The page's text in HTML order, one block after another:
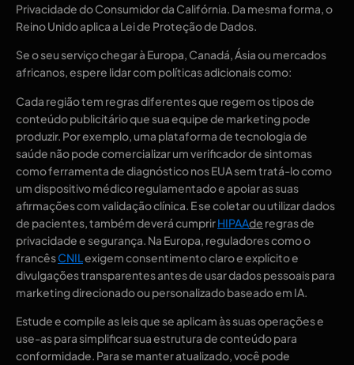
Privacidade do Consumidor da Califórnia. Da mesma forma, o
Reino Unido aplica a Lei de Proteção de Dados.
Se o seu serviço chegar à Europa, Canadá, Ásia ou mercados
africanos, espere lidar com políticas adicionais como:
Cada região tem regras diferentes que regem os tipos de
conteúdo publicitário que sua equipe de marketing pode
produzir. Por exemplo, uma plataforma de tecnologia de
saúde não pode comercializar um verificador de sintomas
como ferramenta de diagnóstico nos EUA sem tratá-lo como
um dispositivo médico regulamentado e apoiar as suas
afirmações com validação clínica. E se coletar ou utilizar dados
de pacientes, também deverá cumprirHIPAAde regras de
privacidade e segurança. Na Europa, reguladores como o
francêsCNILexigem consentimento claro e explícito e
divulgações transparentes antes de usar dados pessoais para
marketing direcionado ou personalizado baseado em IA.
Estude e compile as leis que se aplicam às suas operações e
use-as para simplificar sua estrutura de conteúdo para
conformidade. Para se manter atualizado, você pode